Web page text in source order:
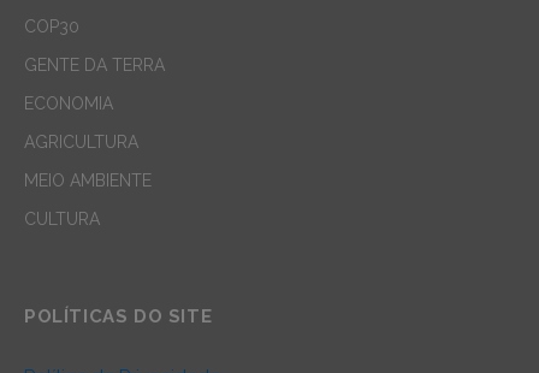
COP30
GENTE DA TERRA
ECONOMIA
AGRICULTURA
MEIO AMBIENTE
CULTURA
POLÍTICAS DO SITE